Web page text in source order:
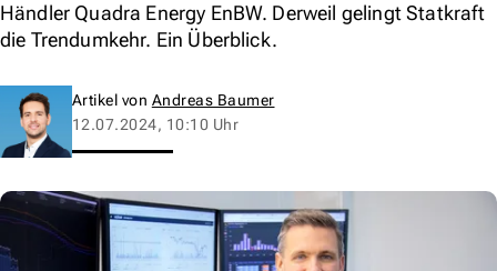
Händler Quadra Energy EnBW. Derweil gelingt Statkraft
die Trendumkehr. Ein Überblick.
Artikel von Andreas Baumer
12.07.2024, 10:10 Uhr